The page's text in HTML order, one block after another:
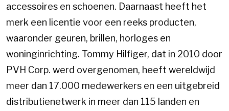
accessoires en schoenen. Daarnaast heeft het
merk een licentie voor een reeks producten,
waaronder geuren, brillen, horloges en
woninginrichting. Tommy Hilfiger, dat in 2010 door
PVH Corp. werd overgenomen, heeft wereldwijd
meer dan 17.000 medewerkers en een uitgebreid
distributienetwerk in meer dan 115 landen en